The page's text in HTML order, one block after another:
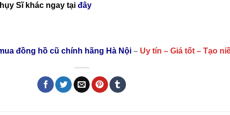
Sĩkhác ngay tại đây
đồng hồ cũ chính hãng Hà Nội – Uy tín – Giá tốt – Tạo